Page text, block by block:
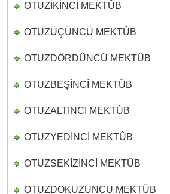
OTUZİKİNCİ MEKTÛB
OTUZÜÇÜNCÜ MEKTÛB
OTUZDÖRDÜNCÜ MEKTÛB
OTUZBEŞİNCİ MEKTÛB
OTUZALTINCI MEKTÛB
OTUZYEDİNCİ MEKTÛB
OTUZSEKİZİNCİ MEKTÛB
OTUZDOKUZUNCU MEKTÛB